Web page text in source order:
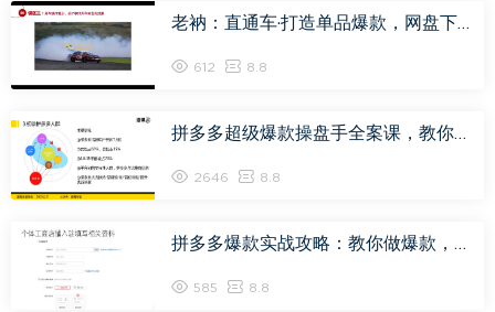
老衲：直通车·打造单品爆款，网盘下载(738.30M)
612 8.8
拼多多超级爆款操盘手全案课，教你新店0-1快速突破，网盘下载(0.98G)
2646 8.8
拼多多爆款实战攻略：教你做爆款，网盘下载(5.04G)
585 8.8